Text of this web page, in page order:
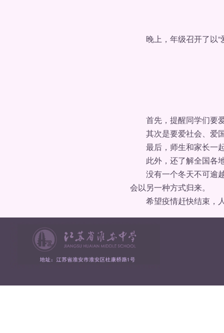
晚上，年级召开了以“
首先，提醒同学们要爱
其次是要爱社会、爱国
最后，师生和家长一起
此外，还了解全国各地
没有一个冬天不可逾越
会以另一种方式归来。
希望疫情赶快结束，人